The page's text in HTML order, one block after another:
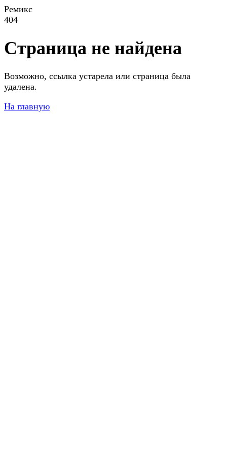
Ремикс
404
Страница не найдена
Возможно, ссылка устарела или страница была
удалена.
На главную